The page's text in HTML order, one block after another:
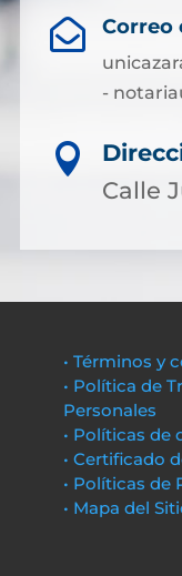
 Correo
-

Calle
• Términos y
• Política de
Personales
• Políticas de
• Certificado
• Políticas de
• Mapa del